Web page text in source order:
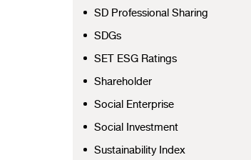
SD Professional Sharing
SDGs
SET ESG Ratings
Shareholder
Social Enterprise
Social Investment
Sustainability Index